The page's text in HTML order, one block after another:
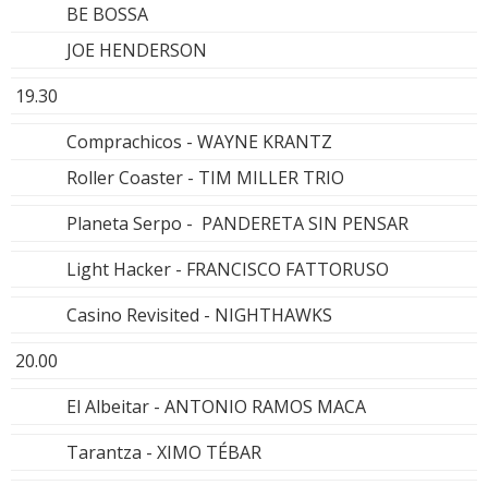
BE BOSSA
JOE HENDERSON
19.30
Comprachicos - WAYNE KRANTZ
Roller Coaster - TIM MILLER TRIO
Planeta Serpo - PANDERETA SIN PENSAR
Light Hacker - FRANCISCO FATTORUSO
Casino Revisited - NIGHTHAWKS
20.00
El Albeitar - ANTONIO RAMOS MACA
Tarantza - XIMO TÉBAR